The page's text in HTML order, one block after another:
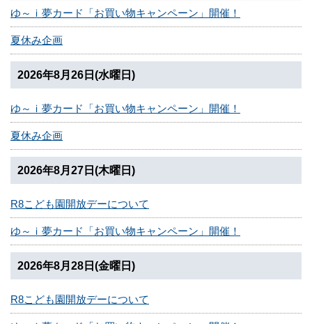
ゆ～ｉ夢カード「お買い物キャンペーン」開催！
夏休み企画
2026年8月26日(水曜日)
ゆ～ｉ夢カード「お買い物キャンペーン」開催！
夏休み企画
2026年8月27日(木曜日)
R8こども園開放デーについて
ゆ～ｉ夢カード「お買い物キャンペーン」開催！
2026年8月28日(金曜日)
R8こども園開放デーについて